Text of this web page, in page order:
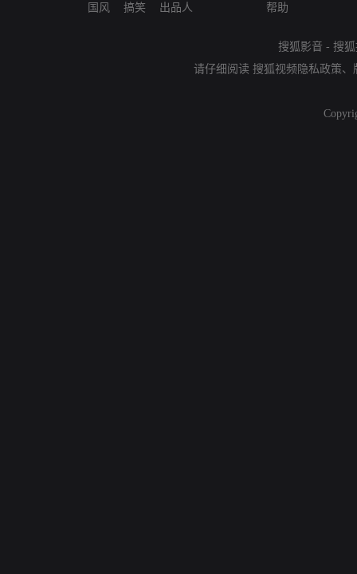
国风
搞笑
出品人
帮助
搜狐影音 - 搜
请仔细阅读 搜狐视频隐私政策、